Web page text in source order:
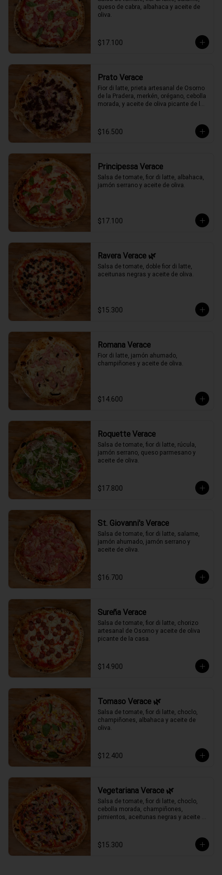
queso de cabra, albahaca y aceite de
oliva.
$17.100
Prato Verace
Fior di latte, prieta artesanal de Osorno
de la Pradera, merkén, orégano, cebolla
morada, y aceite de oliva picante de la
$16.500
Principessa Verace
Salsa de tomate, fior di latte, albahaca,
jamón serrano y aceite de oliva.
$17.100
Ravera Verace 🌿
Salsa de tomate, doble fior di latte,
aceitunas negras y aceite de oliva.
$15.300
Romana Verace
Fior di latte, jamón ahumado,
champiñones y aceite de oliva.
$14.600
Roquette Verace
Salsa de tomate, fior di latte, rúcula,
jamón serrano, queso parmesano y
aceite de oliva.
$17.800
St. Giovanni's Verace
Salsa de tomate, fior di latte, salame,
jamón ahumado, jamón serrano y
aceite de oliva.
$16.700
Sureña Verace
Salsa de tomate, fior di latte, chorizo
artesanal de Osorno y aceite de oliva
picante de la casa.
$14.900
Tomaso Verace 🌿
Salsa de tomate, fior di latte, choclo,
champiñones, albahaca y aceite de
oliva.
$12.400
Vegetariana Verace 🌿
Salsa de tomate, fior di latte, choclo,
cebolla morada, champiñones,
pimientos, aceitunas negras y aceite
$15.300